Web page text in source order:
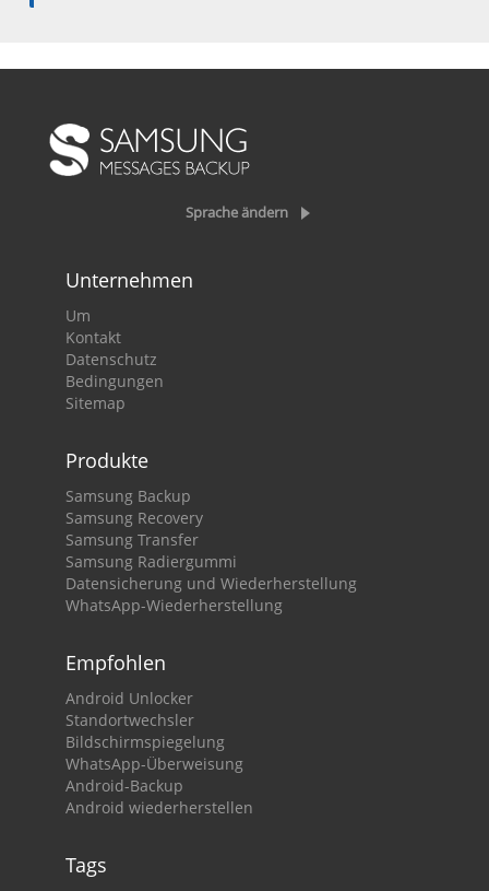
Sprache ändern
Unternehmen
Um
Kontakt
Datenschutz
Bedingungen
Sitemap
Produkte
Samsung Backup
Samsung Recovery
Samsung Transfer
Samsung Radiergummi
Datensicherung und Wiederherstellung
WhatsApp-Wiederherstellung
Empfohlen
Android Unlocker
Standortwechsler
Bildschirmspiegelung
WhatsApp-Überweisung
Android-Backup
Android wiederherstellen
Tags